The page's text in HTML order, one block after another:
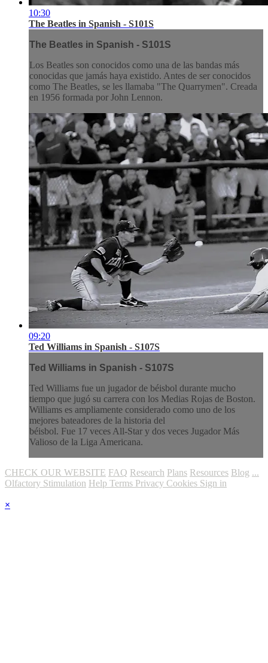
10:30
The Beatles in Spanish - S101S
The Beatles in Spanish - S101S
Los Beatles son conocidos como una de las bandas más
conocidas que jamás haya existido. Antes de ser conocidos
como The Beatles, se les llamaba "The Quarrymen". Creada
en 1956 formada por John Lennon.
09:20
Ted Williams in Spanish - S107S
Ted Williams in Spanish - S107S
Ted Williams fue un jugador de béisbol durante mucho
tiempo que jugó su carrera con los Medias Rojas de Boston.
Williams es ampliamente considerado como uno de los
mejores bateadores de la historia del
béisbol. Fue 17 veces All-Star y dos veces Jugador Más
Valioso de la Liga Americana.
CHECK OUR WEBSITE FAQ Research Plans Resources Blog ...
Olfactory Stimulation Help Terms Privacy Cookies Sign in
×